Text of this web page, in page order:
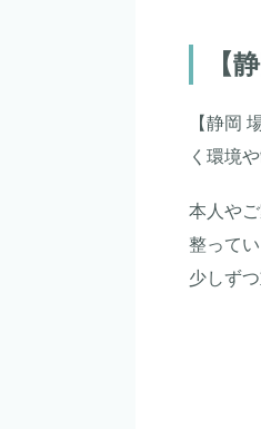
【
【静岡
く環境
本人や
整って
少しず